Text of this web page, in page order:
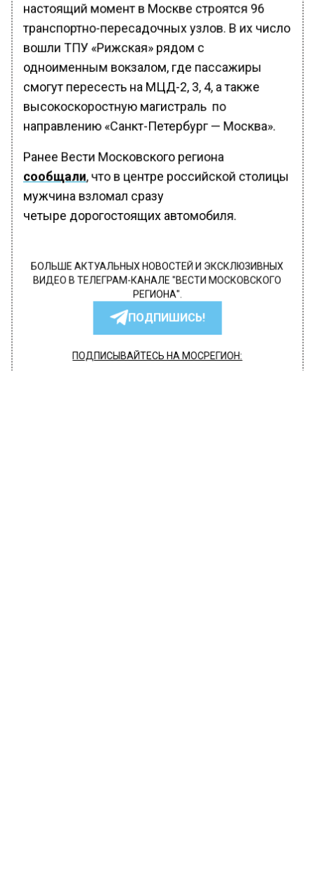
настоящий момент в Москве строятся 96
транспортно-пересадочных узлов. В их число
вошли ТПУ «Рижская» рядом с
одноименным вокзалом, где пассажиры
смогут пересесть на МЦД-2, 3, 4, а также
высокоскоростную магистраль по
направлению «Санкт-Петербург — Москва».
Ранее Вести Московского региона
сообщали, что в центре российской столицы
мужчина взломал сразу
четыре дорогостоящих автомобиля.
БОЛЬШЕ АКТУАЛЬНЫХ НОВОСТЕЙ И ЭКСКЛЮЗИВНЫХ
ВИДЕО В ТЕЛЕГРАМ-КАНАЛЕ "ВЕСТИ МОСКОВСКОГО
РЕГИОНА".
ПОДПИШИСЬ!
ПОДПИСЫВАЙТЕСЬ НА МОСРЕГИОН: